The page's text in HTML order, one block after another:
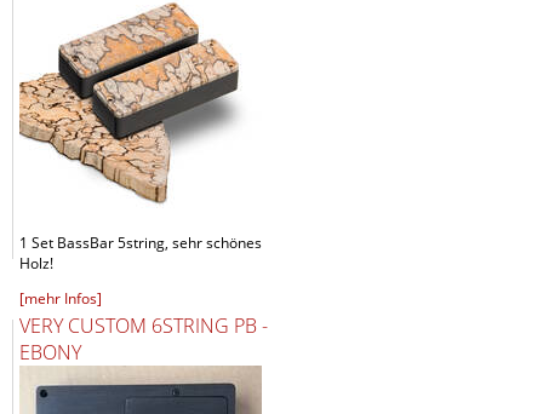
1 Set BassBar 5string, sehr schönes
Holz!
[mehr Infos]
VERY CUSTOM 6STRING PB -
EBONY